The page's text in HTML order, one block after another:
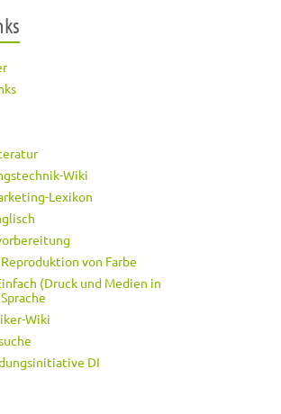
Wiki
Lexikon
von Farbe
(Druck und Medien in
Wiki
DI